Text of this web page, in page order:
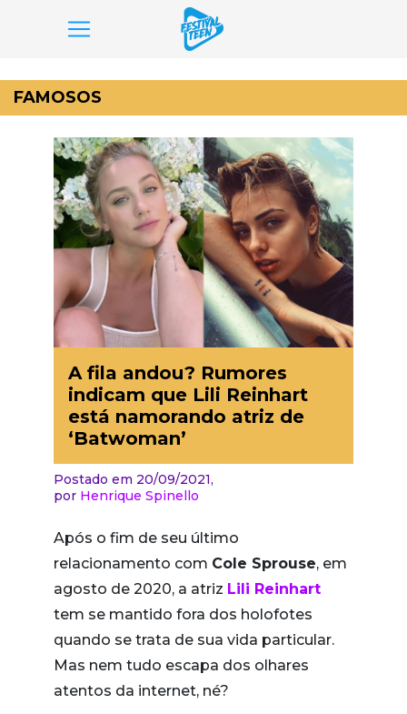
para
o
conteúdo
FAMOSOS
A fila andou? Rumores
indicam que Lili Reinhart
está namorando atriz de
‘Batwoman’
Postado em 20/09/2021,
por Henrique Spinello
Após o fim de seu último
relacionamento com Cole Sprouse, em
agosto de 2020, a atriz Lili Reinhart
tem se mantido fora dos holofotes
quando se trata de sua vida particular.
Mas nem tudo escapa dos olhares
atentos da internet, né?